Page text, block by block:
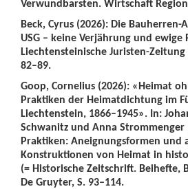
Verwundbarsten. Wirtschaft
Beck, Cyrus (2026): Die Bauherren-
USG – keine Verjährung und ewige
Liechtensteinische Juristen-Zeitung
82–89.
Goop, Cornelius (2026): «Heimat
Praktiken der Heimatdichtung im
Liechtenstein, 1866–1945». In:
Schwanitz und Anna Strommenger
Praktiken: Aneignungsformen und
Konstruktionen von Heimat in
(= Historische Zeitschrift. Beihefte,
De Gruyter, S. 93–114.